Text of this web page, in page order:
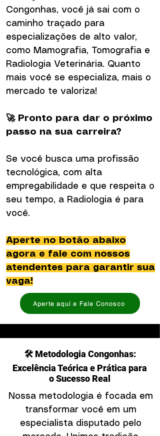
Congonhas, você já sai com o
caminho traçado para
especializações de alto valor,
como Mamografia, Tomografia e
Radiologia Veterinária. Quanto
mais você se especializa, mais o
mercado te valoriza!
🚀 Pronto para dar o próximo
passo na sua carreira?
Se você busca uma profissão
tecnológica, com alta
empregabilidade e que respeita o
seu tempo, a Radiologia é para
você.
Aperte no botão abaixo
agora e fale com nossos
atendentes para garantir sua
vaga!
Aperte aqui e Fale Conosco
🛠️ Metodologia Congonhas:
Excelência Teórica e Prática para
o Sucesso Real
Nossa metodologia é focada em
transformar você em um
especialista disputado pelo